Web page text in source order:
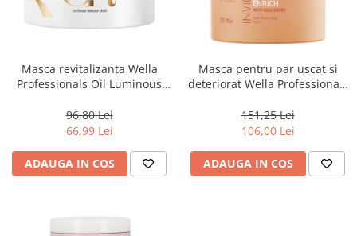
Masca revitalizanta Wella
Professionals Oil Luminous
96,80 Lei
66,99 Lei
ADAUGA IN COS
Masca pentru par uscat si
deteriorat Wella Professionals
151,25 Lei
106,00 Lei
ADAUGA IN COS